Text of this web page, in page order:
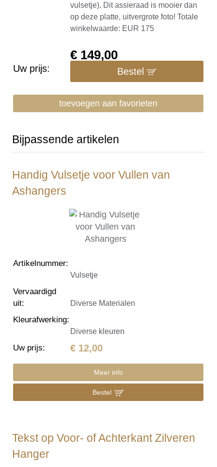
vulsetje). Dit assieraad is mooier dan
op deze platte, uitvergrote foto! Totale
winkelwaarde: EUR 175
Uw prijs:
€ 149,00
Bestel
toevoegen aan favorieten
Bijpassende artikelen
Handig Vulsetje voor Vullen van
Ashangers
Artikelnummer:
Vulsetje
Vervaardigd
uit: Diverse Materialen
Kleurafwerking:
Diverse kleuren
Uw prijs: € 12,00
Meer info
Bestel
Tekst op Voor- of Achterkant Zilveren
Hanger